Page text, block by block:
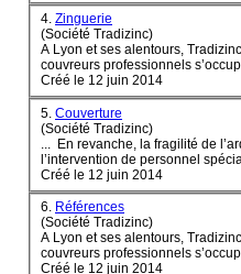
4. Zinguerie
(Société Tradizinc)
A Lyon et ses alentours,
couvreurs professionnels
Créé le 12 juin 2014
5. Couverture
(Société Tradizinc)
... En revanche, la fragilité de
Créé le 12 juin 2014
6. Références
(Société Tradizinc)
A Lyon et ses alentours,
couvreurs professionnels
Créé le 12 juin 2014